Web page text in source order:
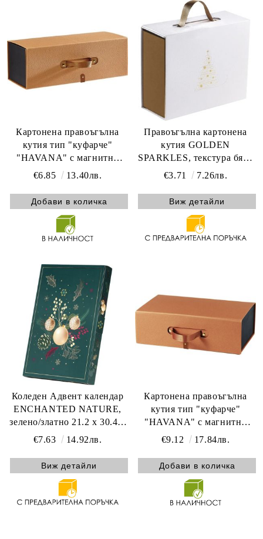
Картонена правоъгълна
кутия тип "куфарче"
"HAVANA" с магнитно
закопчаване в кафяв цвят,
HA
€6.85 13.40лв.
Правоъгълна картонена
кутия GOLDEN
SPARKLES, текстура бяло
и златна дръжка с
13.0 x 6.5 cm, CP330XS-W
€3.71 7.26лв.
Виж детайли
Коледен Адвент календар
ENCHANTED NATURE,
зелено/златно 21.2 x 30.4 x
3.1 cm, BF498P
€7.63 14.92лв.
Виж детайли
Картонена правоъгълна
кутия тип "куфарче"
"HAVANA" с магнитно
закопчаване в кафяв цвят,
CP300G-HA
€9.12 17.84лв.